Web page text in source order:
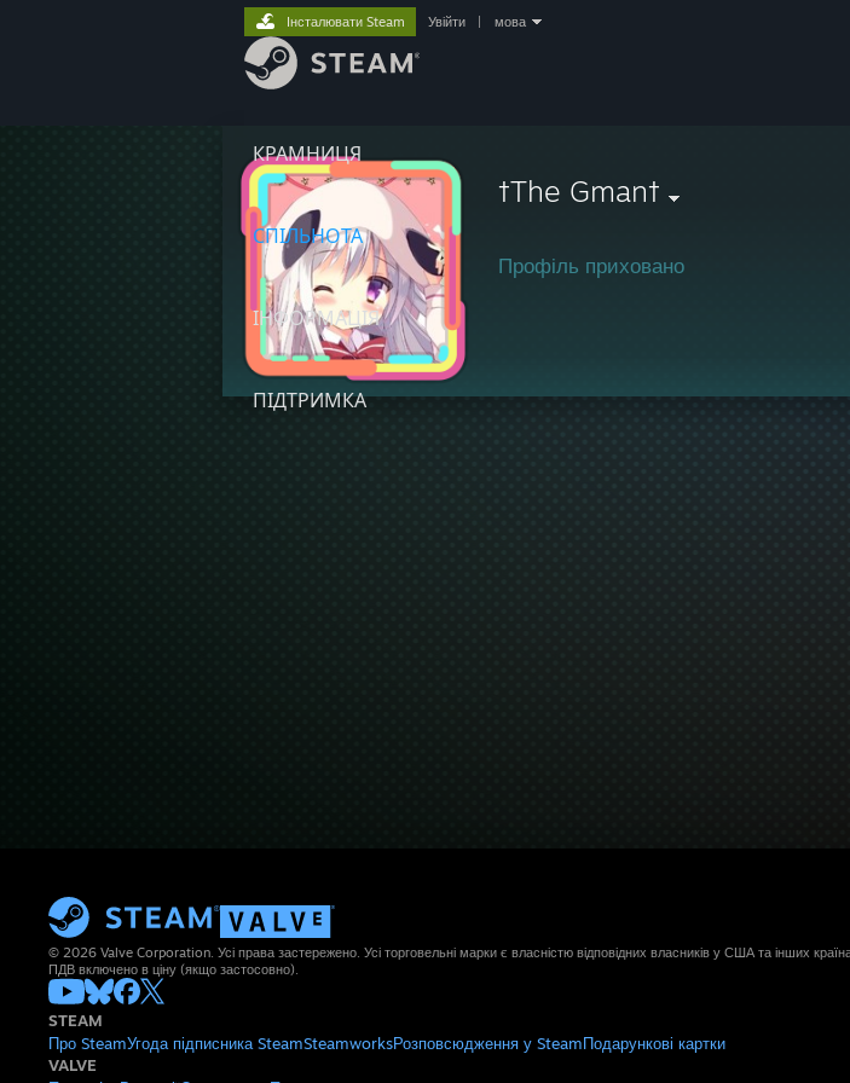
КРАМНИЦЯ
СПІЛЬНОТА
ІНФОРМАЦІЯ
ПІДТРИМКА
Інсталювати Steam Увійти мова
†The Gman†
Профіль приховано
© 2026 Valve Corporation. Усі права застережено. Усі торговельні марки є власністю відповідних власників у США та інших
ПДВ включено в ціну (якщо застосовно).
STEAM
Про SteamУгода підписника SteamSteamworksРозповсюдження у SteamПодарункові картки
VALVE